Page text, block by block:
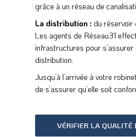
grâce à un réseau de
La distribution : du réservoir
Les agents de Réseau31
infrastructures pour s’assurer
distribution.
Jusqu’à l’arrivée à votre
de s’assurer qu’elle soit
VÉRIFIER LA QUALITÉ